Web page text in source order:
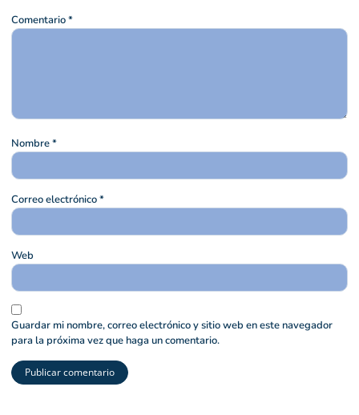
Comentario*
Nombre*
Correo electrónico*
Web
Guardar mi nombre, correo electrónico y sitio web en este navegador
para la próxima vez que haga un comentario.